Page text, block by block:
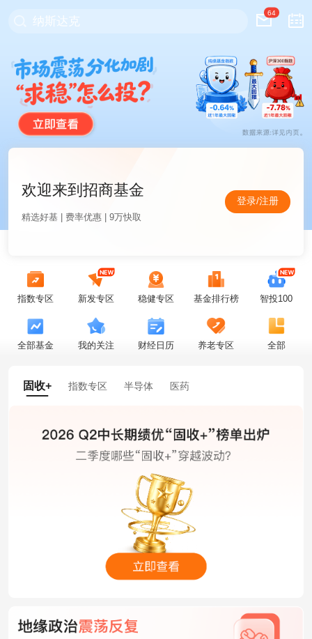
纳斯达克
64
欢迎来到招商基金
精选好基 | 费率优惠 | 9万快取
登录/注册
指数专区 新发专区 稳健专区 基金排行榜 智投100
全部基金 我的关注 财经日历 养老专区 全部
固收+ 指数专区 半导体 医药